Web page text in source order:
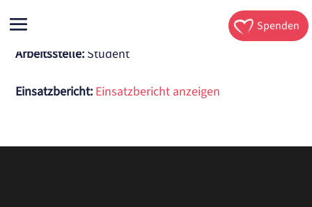
Spenden
Arbeitsstelle: Student
Einsatzbericht: Einsatzbericht anzeigen